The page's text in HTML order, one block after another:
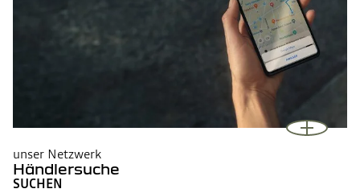
unser Netzwerk
Händlersuche
SUCHEN